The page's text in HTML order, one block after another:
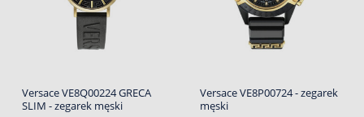
Versace VE8Q00224 GRECA
SLIM - zegarek męski
Versace VE8P00724 - zegarek
męski